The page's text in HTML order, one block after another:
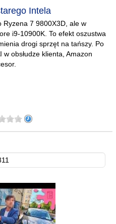
Intela
Ryzena 7 9800X3D, ale w
i9-10900K. To efekt oszustwa
drogi sprzęt na tańszy. Po
obsłudze klienta, Amazon